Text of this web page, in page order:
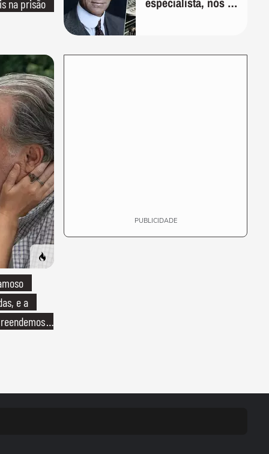
na prisão
e a
especialista se
PUBLICIDADE